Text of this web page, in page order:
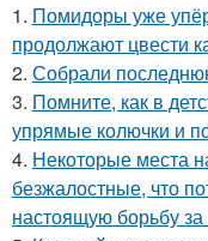
1. Помидоры уже
продолжают цвести
2. Собрали
3. Помните, как в
упрямые колючки и
4. Некоторые места
безжалостные, что
настоящую борьбу